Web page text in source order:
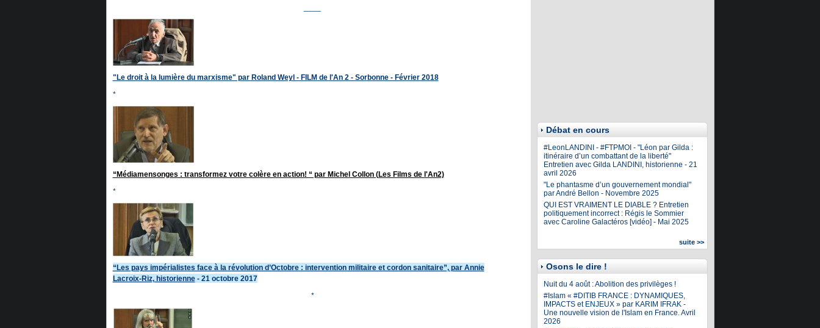
"Le droit à la lumière du marxisme" par Roland Weyl - FILM de l'An 2 - Sorbonne - Février 2018
*
“Médiamensonges : transformez votre colère en action! “ par Michel Collon (Les Films de l'An2)
*
“Les pays impérialistes face à la révolution d’Octobre : intervention militaire et cordon sanitaire”, par Annie
Lacroix-Riz, historienne- 21 octobre 2017
*
Débat en cours
#LeonLANDINI - #FTPMOI - "Léon par Gilda :
itinéraire d’un combattant de la liberté"
Entretien avec Gilda LANDINI, historienne - 21
avril 2026
"Le phantasme d’un gouvernement mondial"
par André Bellon - Novembre 2025
QUI EST VRAIMENT LE DIABLE ? Entretien
politiquement incorrect : Régis le Sommier
avec Caroline Galactéros [vidéo] - Mai 2025
suite >>
Osons le dire !
Nuit du 4 août : Abolition des privilèges !
#Islam « #DITIB FRANCE : DYNAMIQUES,
IMPACTS et ENJEUX » par KARIM IFRAK -
Une nouvelle vision de l'Islam en France. Avril
2026